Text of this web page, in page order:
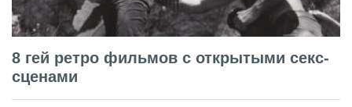
8 гей ретро фильмов с открытыми секс-
сценами